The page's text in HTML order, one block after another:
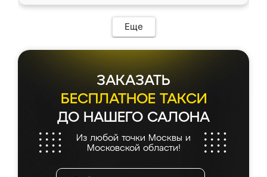
Еще
ЗАКАЗАТЬ
БЕСПЛАТНОЕ ТАКСИ
ДО НАШЕГО САЛОНА
Из любой точки Москвы и
Московской области!